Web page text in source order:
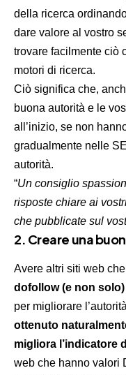
della ricerca
dare valore al vostro
trovare facilmente ciò
motori di ricerca.
Ciò significa che,
buona autorità e le
all’inizio, se non
gradualmente nelle
autorità.
“Un consiglio
risposte chiare ai
che pubblicate sul
2. Creare una
Avere altri siti web
dofollow (e non solo)
per migliorare
ottenuto
migliora l’indicatore
web che hanno valori